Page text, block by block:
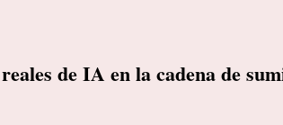
de IA en la cadena de